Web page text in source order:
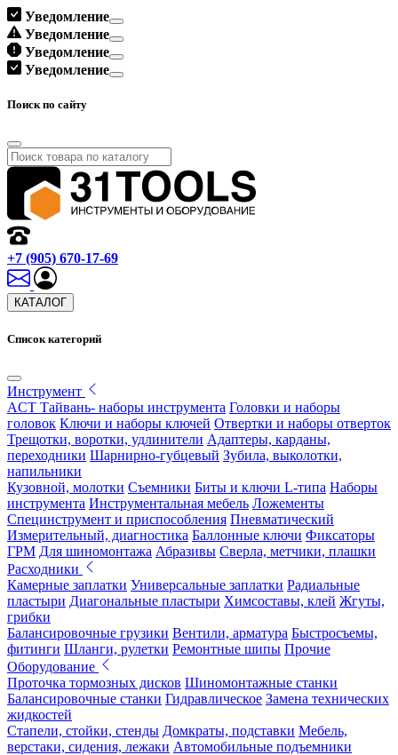
Уведомление
Уведомление
Уведомление
Уведомление
Поиск по сайту
+7 (905) 670-17-69
КАТАЛОГ
Список категорий
Инструмент
ACT Тайвань- наборы инструмента Головки и наборы
головок Ключи и наборы ключей Отвертки и наборы отверток
Трещотки, воротки, удлинители Адаптеры, карданы,
переходники Шарнирно-губцевый Зубила, выколотки,
напильники
Кузовной, молотки Съемники Биты и ключи L-типа Наборы
инструмента Инструментальная мебель Ложементы
Специнструмент и приспособления Пневматический
Измерительный, диагностика Баллонные ключи Фиксаторы
ГРМ Для шиномонтажа Абразивы Сверла, метчики, плашки
Расходники
Камерные заплатки Универсальные заплатки Радиальные
пластыри Диагональные пластыри Химсоставы, клей Жгуты,
грибки
Балансировочные грузики Вентили, арматура Быстросъемы,
фитинги Шланги, рулетки Ремонтные шипы Прочие
Оборудование
Проточка тормозных дисков Шиномонтажные станки
Балансировочные станки Гидравлическое Замена технических
жидкостей
Стапели, стойки, стенды Домкраты, подставки Мебель,
верстаки, сидения, лежаки Автомобильные подъемники